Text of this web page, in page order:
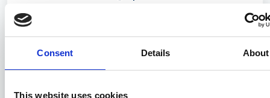
Consent Details About
This website uses cookies
31/07/2026